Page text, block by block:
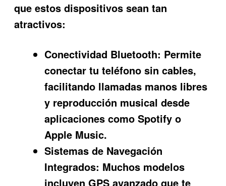
que estos dispositivos sean tan
atractivos:
Conectividad Bluetooth: Permite
conectar tu teléfono sin cables,
facilitando llamadas manos libres
y reproducción musical desde
aplicaciones como Spotify o
Apple Music.
Sistemas de Navegación
Integrados: Muchos modelos
incluyen GPS avanzado que te